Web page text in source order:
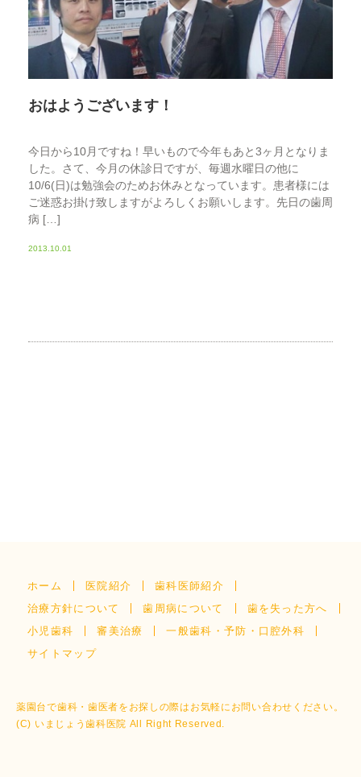
おはようございます！
今日から10月ですね！早いもので今年もあと3ヶ月となりま
した。さて、今月の休診日ですが、毎週水曜日の他に
10/6(日)は勉強会のためお休みとなっています。患者様には
ご迷惑お掛け致しますがよろしくお願いします。先日の歯周
病 […]
2013.10.01
ホーム 医院紹介
歯科医師紹介
治療方針について
歯周病について
歯を失った方へ
小児歯科
審美治療
一般歯科・予防・口腔外科
サイトマップ
薬園台で歯科・歯医者をお探しの際はお気軽にお問い合わせください。
(C) いまじょう歯科医院 All Right Reserved.